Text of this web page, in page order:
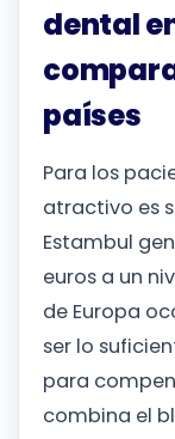
dental
países
Para los
atractivo es
Estambul
euros a un
de Europa
ser lo
para
combina el